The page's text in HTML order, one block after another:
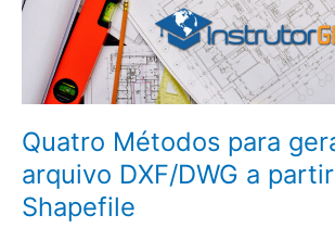
Quatro Métodos para
arquivo DXF/DWG a
Shapefile
de
Shapefile